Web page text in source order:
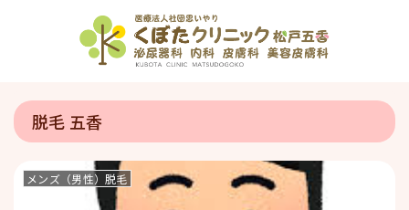
脱毛 五香
メンズ（男性）脱毛